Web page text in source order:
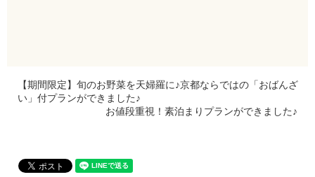
【期間限定】旬のお野菜を天婦羅に♪京都ならではの「おばんざ
い」付プランができました♪
お値段重視！素泊まりプランができました♪